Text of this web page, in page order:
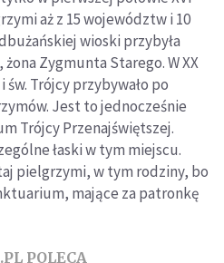
aż z 15 województw i 10
wioski przybyła
Zygmunta Starego. W XX
Trójcy przybywało po
Jest to jednocześnie
Trójcy Przenajświętszej.
łaski w tym miejscu.
pielgrzymi, w tym rodziny, bo
mające za patronkę
POLECA